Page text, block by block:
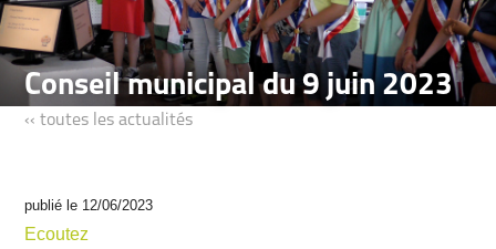
Conseil municipal du 9 juin 2023
‹‹ toutes les actualités
publié le 12/06/2023
Ecoutez